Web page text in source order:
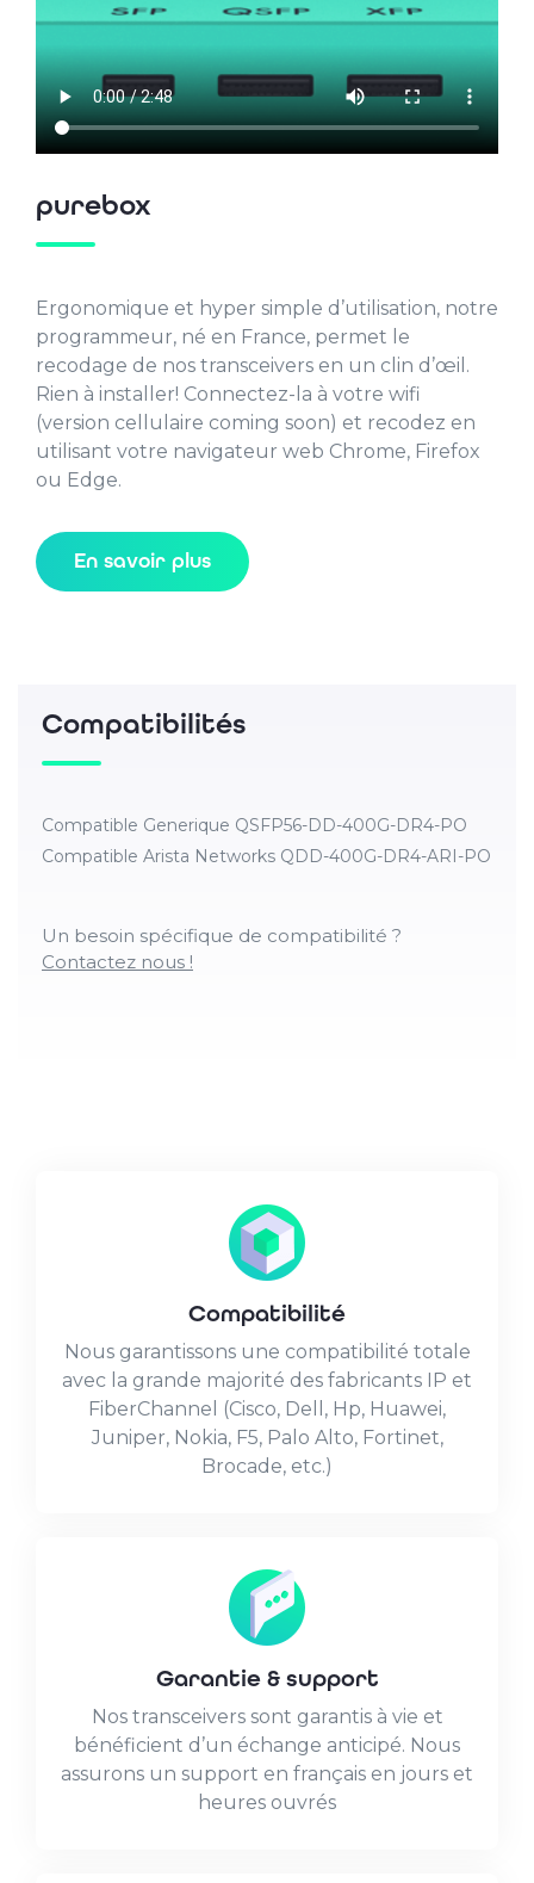
purebox
Ergonomique et hyper simple d’utilisation, notre
programmeur, né en France, permet le
recodage de nos transceivers en un clin d’œil.
Rien à installer! Connectez-la à votre wifi
(version cellulaire coming soon) et recodez en
utilisant votre navigateur web Chrome, Firefox
ou Edge.
En savoir plus
Compatibilités
Compatible Generique QSFP56-DD-400G-DR4-PO
Compatible Arista Networks QDD-400G-DR4-ARI-PO
Un besoin spécifique de compatibilité ?
Contactez nous !
Compatibilité
Nous garantissons une compatibilité totale
avec la grande majorité des fabricants IP et
FiberChannel (Cisco, Dell, Hp, Huawei,
Juniper, Nokia, F5, Palo Alto, Fortinet,
Brocade, etc.)
Garantie & support
Nos transceivers sont garantis à vie et
bénéficient d’un échange anticipé. Nous
assurons un support en français en jours et
heures ouvrés